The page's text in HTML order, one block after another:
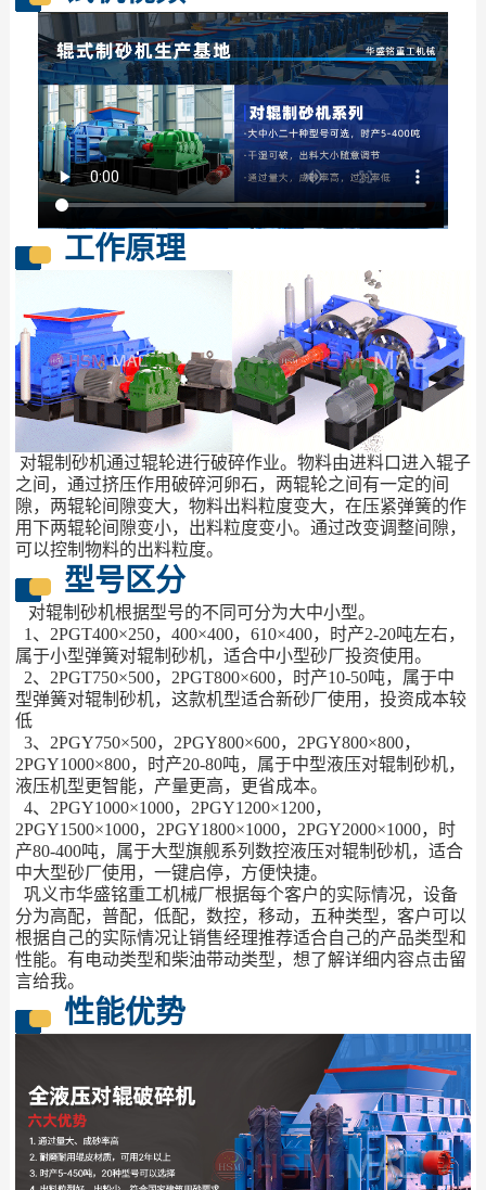
工作原理
对辊制砂机通过辊轮进行破碎作业。物料由进料口进入辊子
之间，通过挤压作用破碎河卵石，两辊轮之间有一定的间
隙，两辊轮间隙变大，物料出料粒度变大，在压紧弹簧的作
用下两辊轮间隙变小，出料粒度变小。通过改变调整间隙，
可以控制物料的出料粒度。
型号区分
对辊制砂机根据型号的不同可分为大中小型。
1、2PGT400×250，400×400，610×400，时产2-20吨左右，
属于小型弹簧对辊制砂机，适合中小型砂厂投资使用。
2、2PGT750×500，2PGT800×600，时产10-50吨，属于中
型弹簧对辊制砂机，这款机型适合新砂厂使用，投资成本较
低
3、2PGY750×500，2PGY800×600，2PGY800×800，
2PGY1000×800，时产20-80吨，属于中型液压对辊制砂机，
液压机型更智能，产量更高，更省成本。
4、2PGY1000×1000，2PGY1200×1200，
2PGY1500×1000，2PGY1800×1000，2PGY2000×1000，时
产80-400吨，属于大型旗舰系列数控液压对辊制砂机，适合
中大型砂厂使用，一键启停，方便快捷。
巩义市华盛铭重工机械厂根据每个客户的实际情况，设备
分为高配，普配，低配，数控，移动，五种类型，客户可以
根据自己的实际情况让销售经理推荐适合自己的产品类型和
性能。有电动类型和柴油带动类型，想了解详细内容点击留
言给我。
性能优势